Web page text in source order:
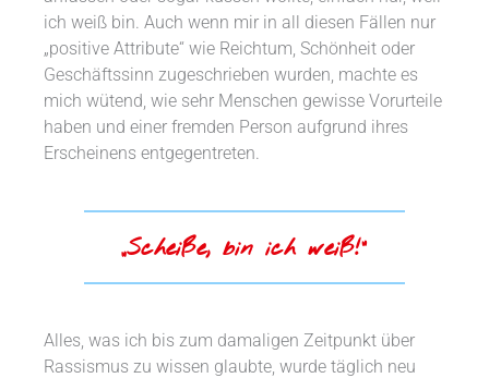
ich weiß bin. Auch wenn mir in all diesen Fällen nur
„positive Attribute“ wie Reichtum, Schönheit oder
Geschäftssinn zugeschrieben wurden, machte es
mich wütend, wie sehr Menschen gewisse Vorurteile
haben und einer fremden Person aufgrund ihres
Erscheinens entgegentreten.
„Scheiße, bin ich weiß!“
Alles, was ich bis zum damaligen Zeitpunkt über
Rassismus zu wissen glaubte, wurde täglich neu